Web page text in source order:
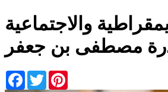
والاجتماعية
مصطفى بن جعفر
Facebook
Twitter